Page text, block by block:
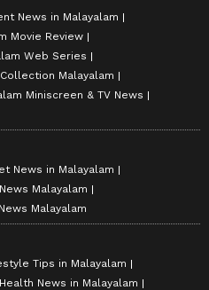
News in Malayalam
Movie Review
Web Series
Malayalam
Miniscreen & TV News
News in Malayalam
Malayalam
Malayalam
Tips in Malayalam
Health News in Malayalam